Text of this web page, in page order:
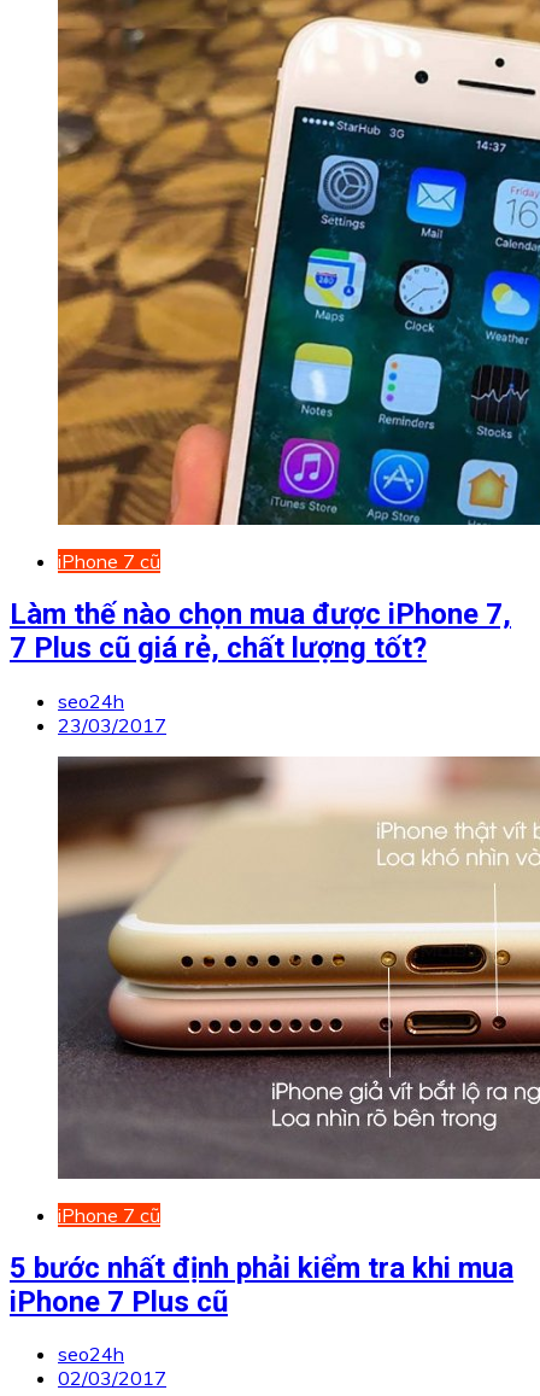
iPhone 7 cũ
Làm thế nào chọn mua được iPhone 7,
7 Plus cũ giá rẻ, chất lượng tốt?
seo24h
23/03/2017
iPhone 7 cũ
5 bước nhất định phải kiểm tra khi mua
iPhone 7 Plus cũ
seo24h
02/03/2017